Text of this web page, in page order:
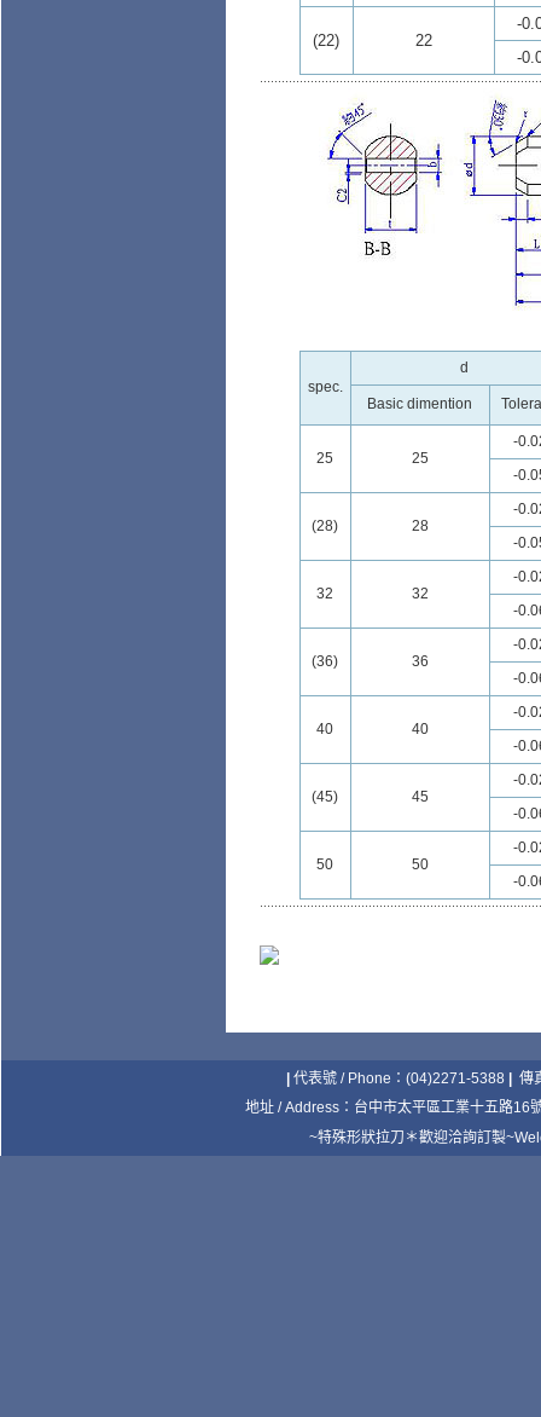
(22) 22
-
-
spec.
d
Basic dimention
25 25
-
-
(28) 28
-
-
32 32
-
-
(36) 36
-
-
40 40
-
-
(45) 45
-
-
50 50
-
-
代表號 / Phone：(04)2271-5388
傳
地址 / Address： 台中市太平區工業十五路16
~特殊形狀拉刀＊歡迎洽詢訂製